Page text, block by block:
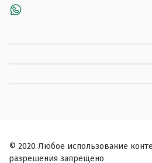
© 2020 Любое использование
разрешения запрещено